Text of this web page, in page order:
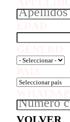
VOLVER